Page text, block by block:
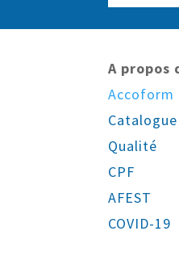
A propos
Accoform
Catalogue
Qualité
CPF
AFEST
COVID-19